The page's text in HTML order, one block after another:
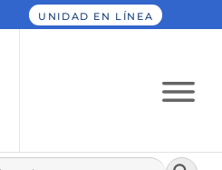
UNIDAD EN LÍNEA
Botón